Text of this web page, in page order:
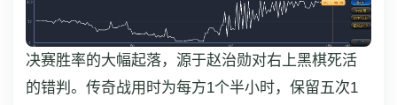
决赛胜率的大幅起落，源于赵治勋对右上黑棋死活
的错判。传奇战用时为每方1个半小时，保留五次1